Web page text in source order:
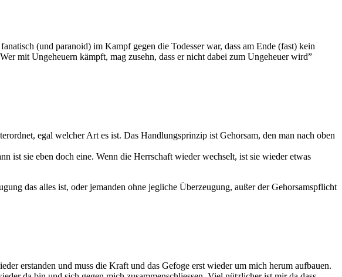
(und paranoid) im Kampf gegen die Todesser war, dass am Ende (fast) kein
mit Ungeheuern kämpft, mag zusehn, dass er nicht dabei zum Ungeheuer wird”
egal welcher Art es ist. Das Handlungsprinzip ist Gehorsam, den man nach oben
ist sie eben doch eine. Wenn die Herrschaft wieder wechselt, ist sie wieder etwas
das alles ist, oder jemanden ohne jegliche Überzeugung, außer der Gehorsamspflicht
erstanden und muss die Kraft und das Gefoge erst wieder um mich herum aufbauen.